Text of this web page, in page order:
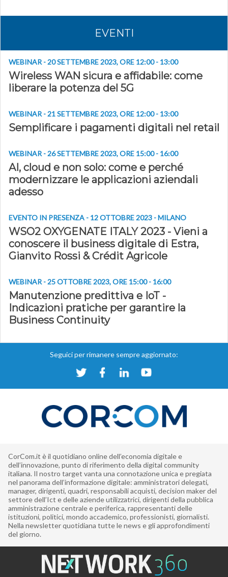
EVENTI
WEBINAR - 20 SETTEMBRE 2023, ORE 12:00 - 13:00
Wireless WAN sicura e affidabile: come
liberare la potenza del 5G
WEBINAR - 21 SETTEMBRE 2023, ORE 12:00 - 13:00
Semplificare i pagamenti digitali nel retail
WEBINAR - 26 SETTEMBRE 2023, ORE 15:00 - 16:00
AI, cloud e non solo: come e perché
modernizzare le applicazioni aziendali
adesso
EVENTO IN PRESENZA - 12 OTTOBRE 2023 - MILANO
WSO2 OXYGENATE ITALY 2023 - Vieni a
conoscere il business digitale di Estra,
Gianvito Rossi & Crédit Agricole
WEBINAR - 25 OTTOBRE 2023, ORE 15:00 - 16:00
Manutenzione predittiva e IoT -
Indicazioni pratiche per garantire la
Business Continuity
Seguici per rimanere sempre aggiornato:
CorCom.it è il quotidiano online dell’economia digitale e
dell’innovazione, punto di riferimento della digital community
italiana. Il nostro target vanta una connotazione unica e pregiata
nel panorama dell’informazione digitale: amministratori delegati,
manager, dirigenti, quadri, responsabili acquisti, decision maker del
settore dell’Ict e delle aziende utilizzatrici, dirigenti della pubblica
amministrazione centrale e periferica, rappresentanti delle
istituzioni, politici, mondo accademico, professionisti, giornalisti.
Nella newsletter quotidiana tutte le news e gli approfondimenti
del giorno.